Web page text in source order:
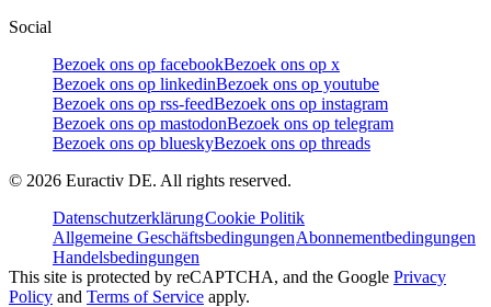
Social
Bezoek ons op facebookBezoek ons op x
Bezoek ons op linkedinBezoek ons op youtube
Bezoek ons op rss-feedBezoek ons op instagram
Bezoek ons op mastodonBezoek ons op telegram
Bezoek ons op blueskyBezoek ons op threads
© 2026 Euractiv DE. All rights reserved.
DatenschutzerklärungCookie Politik
Allgemeine GeschäftsbedingungenAbonnementbedingungen
Handelsbedingungen
This site is protected by reCAPTCHA, and the Google Privacy
Policy and Terms of Service apply.